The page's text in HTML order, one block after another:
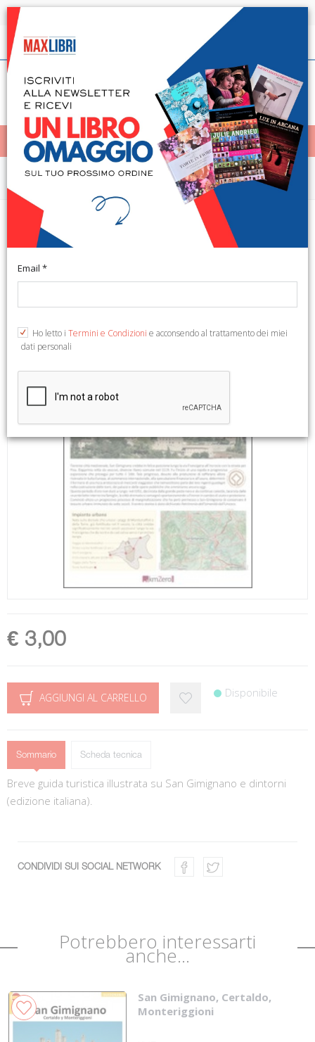
Spedizione in 24h per tutti i libri disponibili
Italiano
< Home
MENÙ
San Gimignano, Certaldo,
Monteriggioni
€ 3,00
AGGIUNGI AL CARRELLO Disponibile
Sommario Scheda tecnica
Breve guida turistica illustrata su San Gimignano e dintorni
(edizione italiana).
CONDIVIDI SUI SOCIAL NETWORK
Potrebbero interessarti
anche...
San Gimignano, Certaldo,
Monteriggioni
Email *
Ho letto i Termini e Condizioni e acconsendo al trattamento dei miei
dati personali